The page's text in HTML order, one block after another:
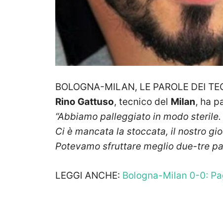
BOLOGNA-MILAN, LE PAROLE DEI
Rino Gattuso, tecnico del Milan, ha
“Abbiamo palleggiato in modo
Ci è mancata la stoccata, il nostro
Potevamo sfruttare meglio due-tre
LEGGI ANCHE: Bologna-Milan 0-0: